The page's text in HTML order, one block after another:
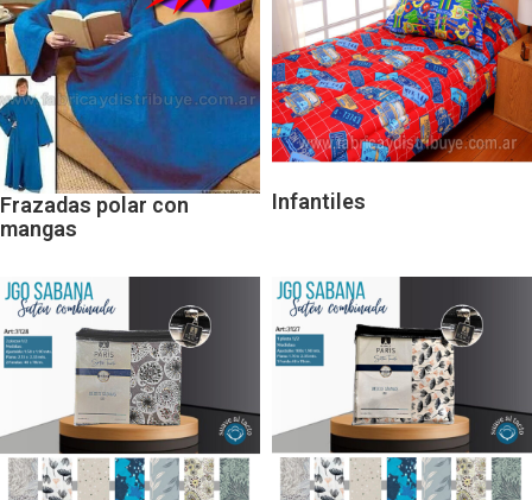
Frazadas polar con
mangas
Infantiles